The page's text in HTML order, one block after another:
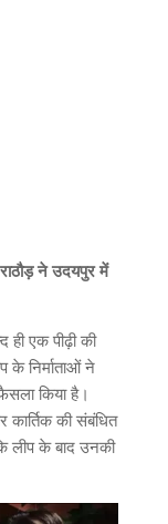
ने उदयपुर में
ही एक पीढ़ी की
के निर्माताओं ने
किया है।
कार्तिक की संबंधित
लीप के बाद उनकी